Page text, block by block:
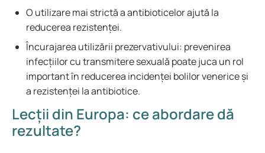
O utilizare mai strictă a antibioticelor ajută la
reducerea rezistenței.
Încurajarea utilizării prezervativului: prevenirea
infecțiilor cu transmitere sexuală poate juca un rol
important în reducerea incidenței bolilor venerice și
a rezistenței la antibiotice.
Lecții din Europa: ce abordare dă
rezultate?